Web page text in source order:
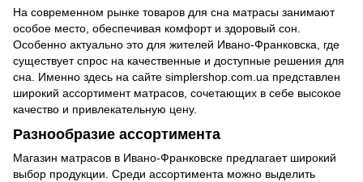
На современном рынке товаров для сна матрасы занимают
особое место, обеспечивая комфорт и здоровый сон.
Особенно актуально это для жителей Ивано-Франковска, где
существует спрос на качественные и доступные решения для
сна. Именно здесь на сайте simplershop.com.ua представлен
широкий ассортимент матрасов, сочетающих в себе высокое
качество и привлекательную цену.
Разнообразие ассортимента
Магазин матрасов в Ивано-Франковске предлагает широкий
выбор продукции. Среди ассортимента можно выделить